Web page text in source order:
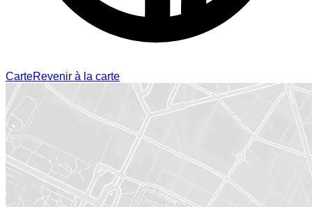
CarteRevenir à la carte